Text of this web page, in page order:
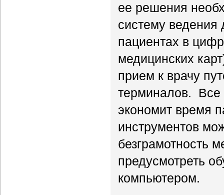
ее решения
систему
пациентах в
медицинских
прием к врачу
терминалов. Все
экономит время
инструментов
безграмотность
предусмотреть
компьютером.